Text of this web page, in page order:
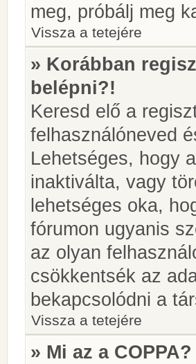
meg, próbálj meg
Vissza a tetejére
» Korábban
belépni?!
Keresd elő a
felhasználóneved
Lehetséges, hogy
inaktiválta, vagy
lehetséges oka,
fórumon ugyanis
az olyan
csökkentsék az
bekapcsolódni a
Vissza a tetejére
» Mi az a COPPA?